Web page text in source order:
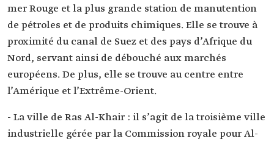
mer Rouge et la plus grande station de manutention
de pétroles et de produits chimiques. Elle se trouve à
proximité du canal de Suez et des pays d’Afrique du
Nord, servant ainsi de débouché aux marchés
européens. De plus, elle se trouve au centre entre
l’Amérique et l’Extrême-Orient.
- La ville de Ras Al-Khair : il s’agit de la troisième ville
industrielle gérée par la Commission royale pour Al-